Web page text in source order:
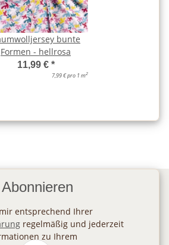
bunte
Formen - hellrosa
11,99 € *
7,99 € pro 1 m2
entsprechend Ihrer
regelmäßig und jederzeit
zu Ihrem